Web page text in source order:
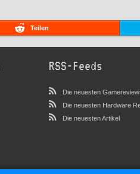
Teilen
RSS-Feeds
Die neuesten
Die neuesten Hardware
Die neuesten Artikel